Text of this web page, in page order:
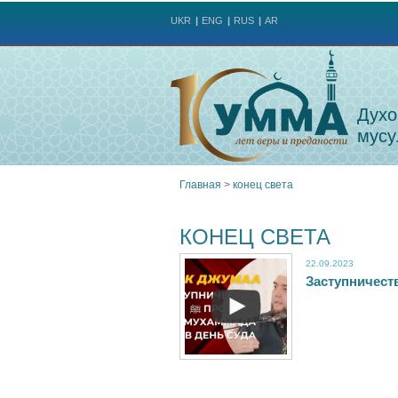
UKR ENG RUS AR
здесь
Главная > конец света
КОНЕЦ СВЕТА
З
а
с
22.09.2023